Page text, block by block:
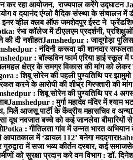
कर रहा आयोजन, राज्यपाल करेंगे उद्घाटन
व दयानंद एंग्लो वैदिक संस्था के संचालन में
व्हील क्लब ऑफ जमशेदपुर ईस्ट ने
रंभा कॉलेज में टीएलएम प्रदर्शनी,
की दी नशीहतJamshedpur : जादूगोड़ा
: नंदिनी करूवा की शानदार सफलता
: बॉल्डविन फार्म एरिया हाई स्कूल में
क्षेत्र के समग्र विकास की मांग को लेकर
: शिबू सोरेन की पहली पुण्यतिथि पर झामुमो
करने के आरोपी की शीघ्र गिरफ्तारी की
: शिबू सोरेन की पुण्यतिथि पर 4
Jamshedpur : मुर्गा महादेव मंदिर में श्याम
मिलें आजसू पार्टी के केंद्रीय महासचिव व अन्य
दूध नवजात बच्चे को कई जानलेवा बीमारियों
Potka : गीतिलता गांव में उन्नत भारत
में ‘डायल 112’ बनेगा मददगार
में सजा भव्य कीर्तन दरबार, कई
को सुरक्षा प्रदान करे वन विभाग : डॉ.